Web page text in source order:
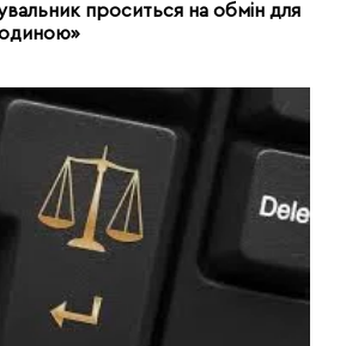
проситься на обмін для